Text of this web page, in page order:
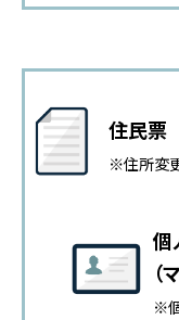
住民票
※住所変
個
（
※